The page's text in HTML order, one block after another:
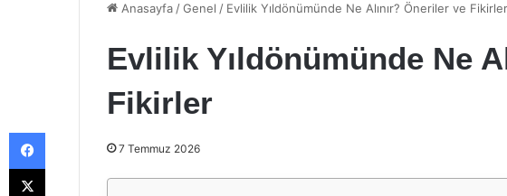
Anasayfa /Genel / Evlilik Yıldönümünde Ne Alınır? Öneriler ve Fikirler
Evlilik Yıldönümünde Ne
Fikirler
7 Temmuz 2026
Facebook
X